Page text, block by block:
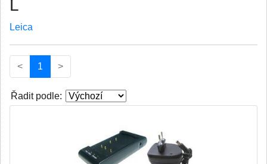
L
Leica
< 1 (current)
>
Řadit podle: